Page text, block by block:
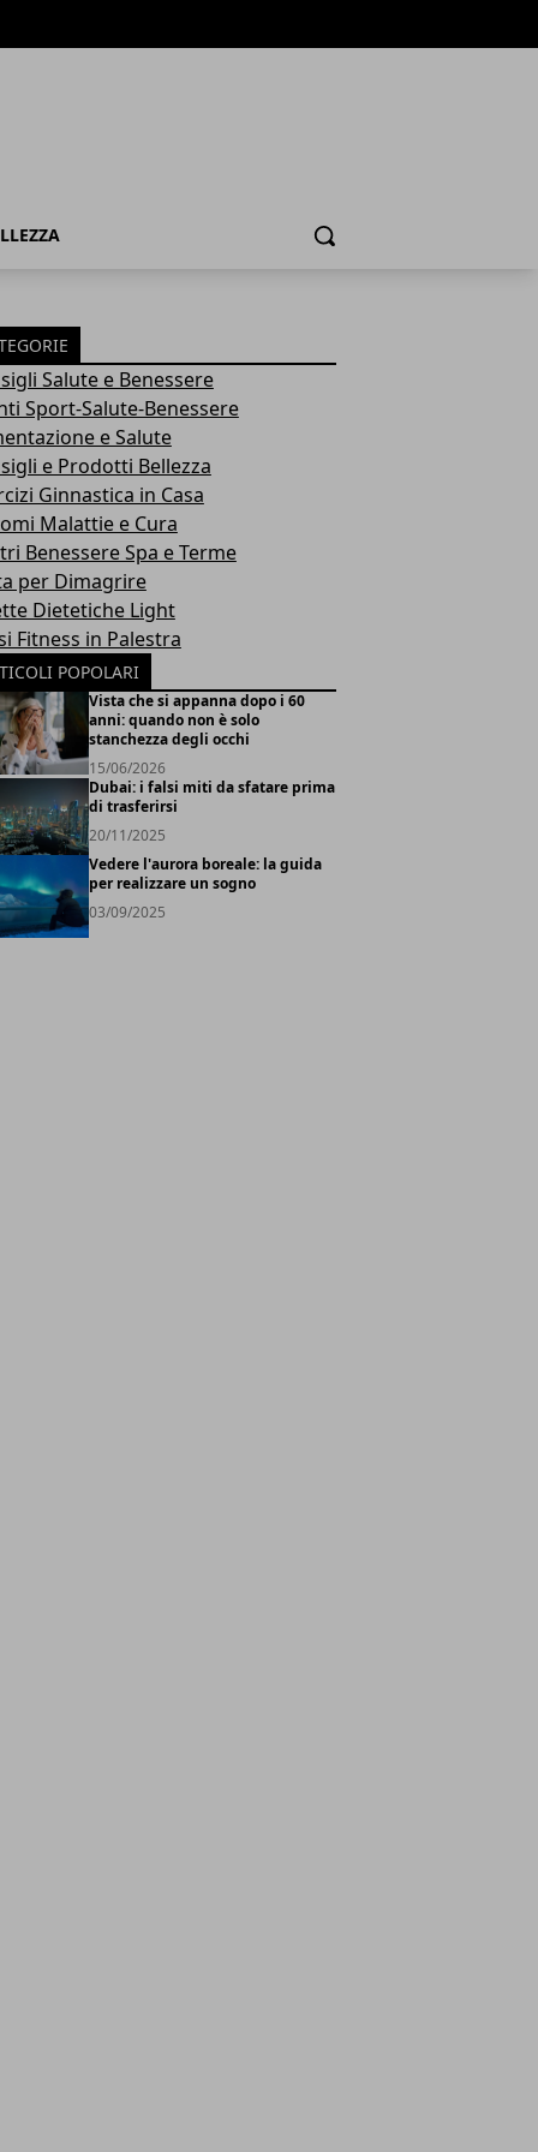
Cerca
Salute e Benessere
Sport-Salute-Benessere
e Salute
e Prodotti Bellezza
Ginnastica in Casa
Malattie e Cura
Benessere Spa e Terme
per Dimagrire
Dietetiche Light
Fitness in Palestra
POPOLARI
Vista che si appanna dopo i 60
anni: quando non è solo
stanchezza degli occhi
15/06/2026
Dubai: i falsi miti da sfatare prima
di trasferirsi
20/11/2025
Vedere l'aurora boreale: la guida
per realizzare un sogno
03/09/2025